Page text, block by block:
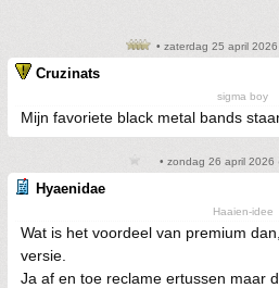
• zaterdag 25 april
Cruzinats
sigma boy
Mijn favoriete black metal bands
• zondag 26 april 2026
Hyaenidae
Haaien-idee
Wat is het voordeel van premium
versie.
Ja af en toe reclame ertussen maar